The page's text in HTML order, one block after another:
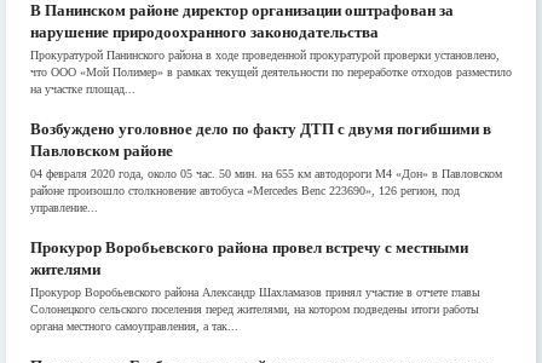
В Панинском районе директор организации оштрафован за
нарушение природоохранного законодательства
Прокуратурой Панинского района в ходе проведенной прокуратурой проверки установлено,
что ООО «Мой Полимер» в рамках текущей деятельности по переработке отходов разместило
на участке площад...
Возбуждено уголовное дело по факту ДТП с двумя погибшими в
Павловском районе
04 февраля 2020 года, около 05 час. 50 мин. на 655 км автодороги М4 «Дон» в Павловском
районе произошло столкновение автобуса «Merсedes Benс 223690», 126 регион, под
управление...
Прокурор Воробьевского района провел встречу с местными
жителями
Прокурор Воробьевского района Александр Шахламазов принял участие в отчете главы
Солонецкого сельского поселения перед жителями, на котором подведены итоги работы
органа местного самоуправления, а так...